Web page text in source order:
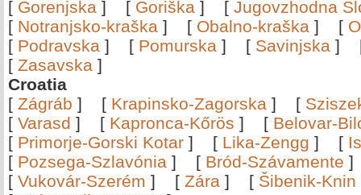
[ Gorenjska ] [ Goriška ] [ Jugovzhodna
[ Notranjsko-kraška ] [ Obalno-kraška ] [
[ Podravska ] [ Pomurska ] [ Savinjska ]
[ Zasavska ]
Croatia
[ Zágráb ] [ Krapinsko-Zagorska ] [
[ Varasd ] [ Kapronca-Kőrös ] [ Belovar-
[ Primorje-Gorski Kotar ] [ Lika-Zengg ] [
[ Pozsega-Szlavónia ] [ Bród-Szávamente
[ Vukovár-Szerém ] [ Zára ] [ Šibenik-Knin